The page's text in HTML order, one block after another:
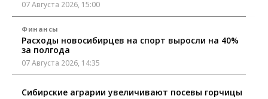
07 Августа 2026, 15:00
Финансы
Расходы новосибирцев на спорт выросли на 40%
за полгода
07 Августа 2026, 14:35
Сибирские аграрии увеличивают посевы горчицы